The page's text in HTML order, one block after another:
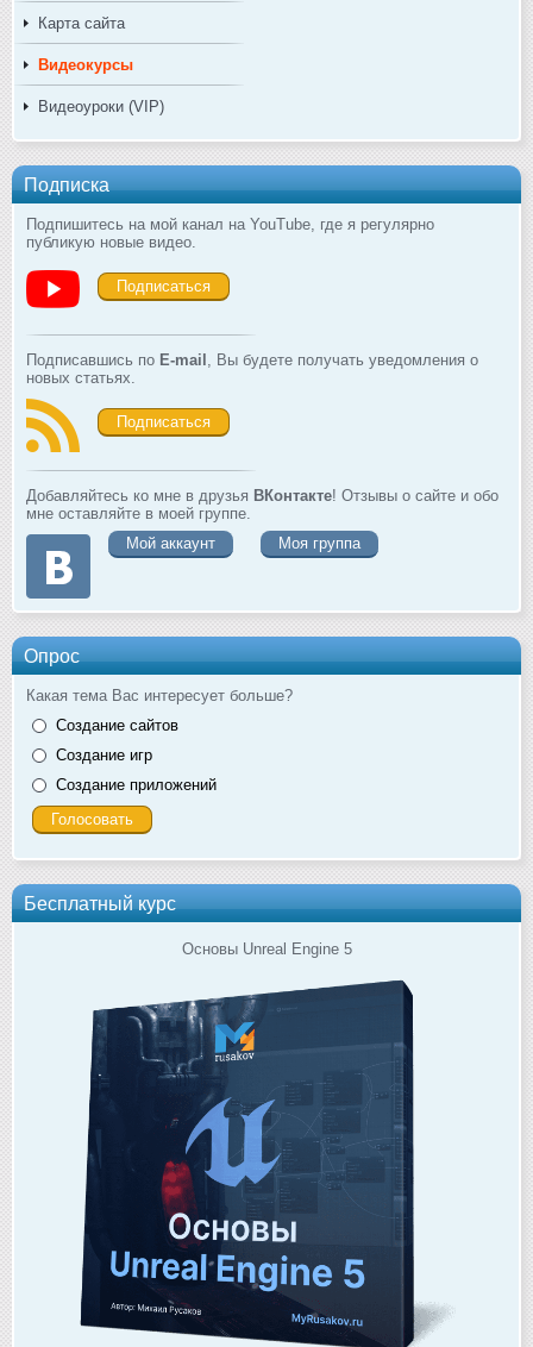
Карта сайта
Видеокурсы
Видеоуроки (VIP)
Подписка
Подпишитесь на мой канал на YouTube, где я регулярно
публикую новые видео.
Подписаться
Подписавшись по E-mail , Вы будете получать уведомления о
новых статьях.
Подписаться
Добавляйтесь ко мне в друзья ВКонтакте! Отзывы о сайте и обо
мне оставляйте в моей группе.
Мой аккаунт
Моя группа
Опрос
Какая тема Вас интересует больше?
Создание сайтов
Создание игр
Создание приложений
Бесплатный курс
Основы Unreal Engine 5